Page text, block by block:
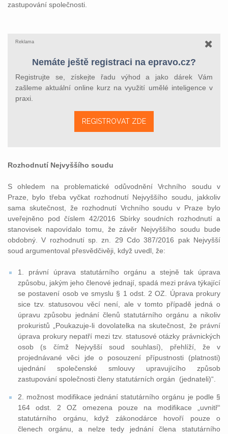
zastupování společnosti.
Reklama
Nemáte ještě registraci na epravo.cz?
Registrujte se, získejte řadu výhod a jako dárek Vám
zašleme aktuální online kurz na využití umělé inteligence v
praxi.
REGISTROVAT ZDE
Rozhodnutí Nejvyššího soudu
S ohledem na problematické odůvodnění Vrchního soudu v
Praze, bylo třeba vyčkat rozhodnutí Nejvyššího soudu, jakkoliv
sama skutečnost, že rozhodnutí Vrchního soudu v Praze bylo
uveřejněno pod číslem 42/2016 Sbírky soudních rozhodnutí a
stanovisek napovídalo tomu, že závěr Nejvyššího soudu bude
obdobný. V rozhodnutí sp. zn. 29 Cdo 387/2016 pak Nejvyšší
soud argumentoval přesvědčivěji, když uvedl, že:
1. právní úprava statutárního orgánu a stejně tak úprava
způsobu, jakým jeho členové jednají, spadá mezi práva týkající
se postavení osob ve smyslu § 1 odst. 2 OZ. Úprava prokury
sice tzv. statusovou věcí není, ale v tomto případě jedná o
úpravu způsobu jednání členů statutárního orgánu a nikoliv
prokuristů „Poukazuje-li dovolatelka na skutečnost, že právní
úprava prokury nepatří mezi tzv. statusové otázky právnických
osob (s čímž Nejvyšší soud souhlasí), přehlíží, že v
projednávané věci jde o posouzení přípustnosti (platnosti)
ujednání společenské smlouvy upravujícího způsob
zastupování společnosti členy statutárních orgán (jednateli)“.
2. možnost modifikace jednání statutárního orgánu je podle §
164 odst. 2 OZ omezena pouze na modifikace „uvnitř“
statutárního orgánu, když zákonodárce hovoří pouze o
členech orgánu, a nelze tedy jednání člena statutárního